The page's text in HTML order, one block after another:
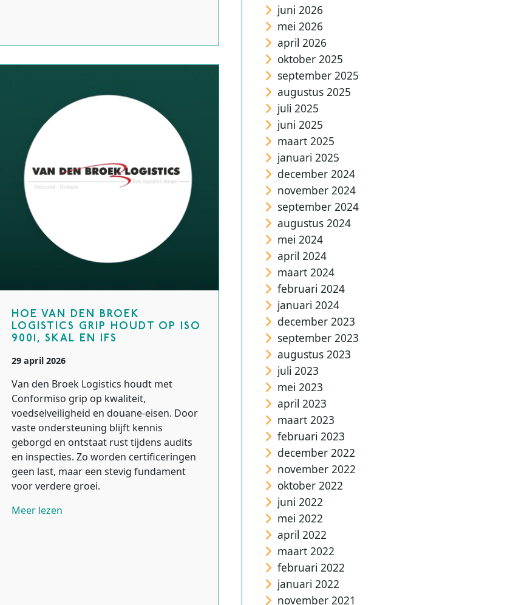
HOE VAN DEN BROEK
LOGISTICS GRIP HOUDT OP ISO
9001, SKAL EN IFS
29 april 2026
Van den Broek Logistics houdt met
Conformiso grip op kwaliteit,
voedselveiligheid en douane-eisen. Door
vaste ondersteuning blijft kennis
geborgd en ontstaat rust tijdens audits
en inspecties. Zo worden certificeringen
geen last, maar een stevig fundament
voor verdere groei.
Meer lezen
juni 2026
mei 2026
april 2026
oktober 2025
september 2025
augustus 2025
juli 2025
juni 2025
maart 2025
januari 2025
december 2024
november 2024
september 2024
augustus 2024
mei 2024
april 2024
maart 2024
februari 2024
januari 2024
december 2023
september 2023
augustus 2023
juli 2023
mei 2023
april 2023
maart 2023
februari 2023
december 2022
november 2022
oktober 2022
juni 2022
mei 2022
april 2022
maart 2022
februari 2022
januari 2022
november 2021